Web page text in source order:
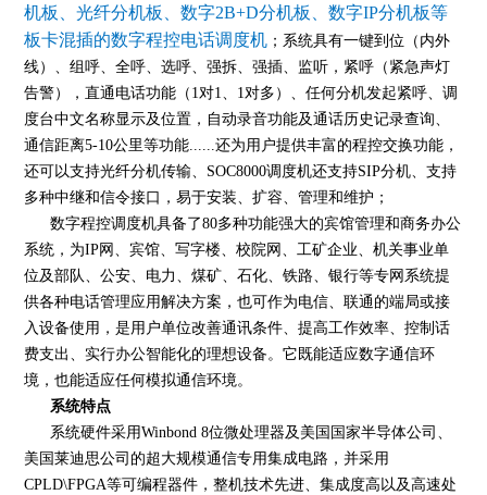
机板、光纤分机板、数字2B+D分机板、数字IP分机板等
板卡混插的数字程控电话调度机 ；系统具有一键到位（内外
线）、组呼、全呼、选呼、强拆、强插、监听，紧呼（紧急声灯
告警），直通电话功能（1对1、1对多）、任何分机发起紧呼、调
度台中文名称显示及位置，自动录音功能及通话历史记录查询、
通信距离5-10公里等功能......还为用户提供丰富的程控交换功能，
还可以支持光纤分机传输、SOC8000调度机还支持SIP分机、支持
多种中继和信令接口，易于安装、扩容、管理和维护；
数字程控调度机具备了80多种功能强大的宾馆管理和商务办公
系统，为IP网、宾馆、写字楼、校院网、工矿企业、机关事业单
位及部队、公安、电力、煤矿、石化、铁路、银行等专网系统提
供各种电话管理应用解决方案，也可作为电信、联通的端局或接
入设备使用，是用户单位改善通讯条件、提高工作效率、控制话
费支出、实行办公智能化的理想设备。它既能适应数字通信环
境，也能适应任何模拟通信环境。
系统特点
系统硬件采用Winbond 8位微处理器及美国国家半导体公司、
美国莱迪思公司的超大规模通信专用集成电路，并采用
CPLD\FPGA等可编程器件，整机技术先进、集成度高以及高速处